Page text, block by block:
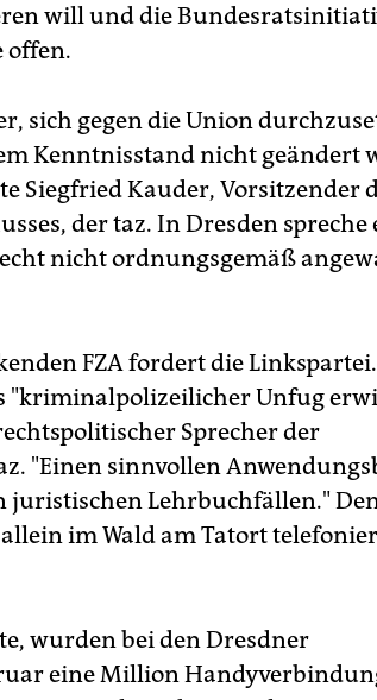
will und die
offen.
sich gegen die Union
Kenntnisstand nicht geändert
Siegfried Kauder, Vorsitzender
der taz. In Dresden spreche
nicht ordnungsgemäß
FZA fordert die
"kriminalpolizeilicher Unfug
Sprecher der
"Einen sinnvollen
juristischen Lehrbuchfällen."
im Wald am Tatort
wurden bei den Dresdner
eine Million